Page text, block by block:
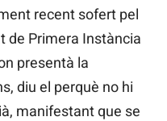
recent sofert pel
de Primera Instància
presentà la
diu el perquè no hi
manifestant que se